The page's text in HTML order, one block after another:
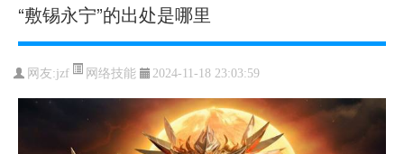
“敷锡永宁”的出处是哪里
网友:jzf 网络技能 2024-11-18 23:03:59